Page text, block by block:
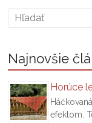
Najnovšie
Horúce
efektom.